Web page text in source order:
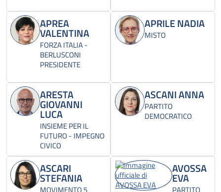
APREA
VALENTINA
FORZA ITALIA -
BERLUSCONI
PRESIDENTE
APRILE NADIA
MISTO
ARESTA
GIOVANNI
LUCA
INSIEME PER IL
FUTURO - IMPEGNO
CIVICO
ASCANI ANNA
PARTITO
DEMOCRATICO
ASCARI
STEFANIA
AVOSSA
EVA